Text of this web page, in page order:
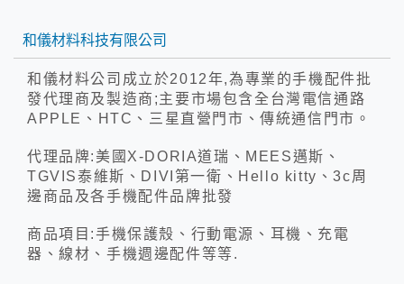
和儀材料科技有限公司
和儀材料公司成立於2012年,為專業的手機配件批
發代理商及製造商;主要市場包含全台灣電信通路
APPLE、HTC、三星直營門市、傳統通信門市。
代理品牌:美國X-DORIA道瑞、MEES邁斯、
TGVIS泰維斯、DIVI第一衛、Hello kitty、3c周
邊商品及各手機配件品牌批發
商品項目:手機保護殼、行動電源、耳機、充電
器、線材、手機週邊配件等等.